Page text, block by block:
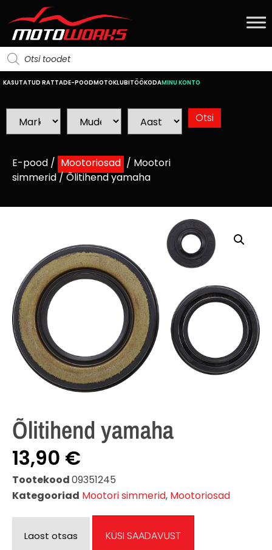
KASUTATUD RATTADE-POODMOTOKLUBITÖÖKODAMINU KONTO
E-pood / Mootoriosad / Mootori
simmerid/ Õlitihend yamaha
Õlitihend yamaha
13,90 €
Tootekood09351245
Kategooriad Mootori simmerid, Mootoriosad
Laost otsas KÜSI SAADAVUST